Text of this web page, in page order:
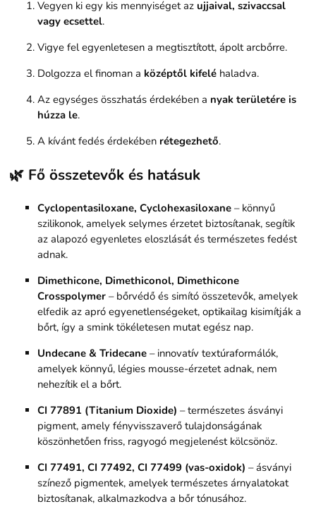
Vegyen ki egy kis mennyiséget az ujjaival, szivaccsal
vagy ecsettel.
Vigye fel egyenletesen a megtisztított, ápolt arcbőrre.
Dolgozza el finoman a középtől kifelé haladva.
Az egységes összhatás érdekében a nyak területére is
húzza le.
A kívánt fedés érdekében rétegezhető.
🌿 Fő összetevők és hatásuk
Cyclopentasiloxane, Cyclohexasiloxane – könnyű
szilikonok, amelyek selymes érzetet biztosítanak, segítik
az alapozó egyenletes eloszlását és természetes fedést
adnak.
Dimethicone, Dimethiconol, Dimethicone
Crosspolymer – bőrvédő és simító összetevők, amelyek
elfedik az apró egyenetlenségeket, optikailag kisimítják a
bőrt, így a smink tökéletesen mutat egész nap.
Undecane & Tridecane – innovatív textúraformálók,
amelyek könnyű, légies mousse-érzetet adnak, nem
nehezítik el a bőrt.
CI 77891 (Titanium Dioxide) – természetes ásványi
pigment, amely fényvisszaverő tulajdonságának
köszönhetően friss, ragyogó megjelenést kölcsönöz.
CI 77491, CI 77492, CI 77499 (vas-oxidok) – ásványi
színező pigmentek, amelyek természetes árnyalatokat
biztosítanak, alkalmazkodva a bőr tónusához.